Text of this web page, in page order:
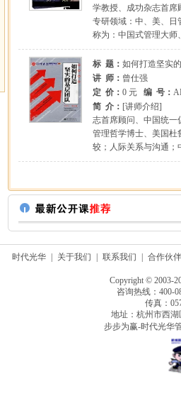
学教授、成功杂志首席
专研领域：中、美、日
称为：中国式管理大师
标 题： 如何打造坚实
讲 师： 曾仕强
定 价： 0 元 编 号：
简 介： [讲师介绍] 讲
志首席顾问、中国统
管理哲学博士、美国
较；人际关系与沟通
时代光华 关于我们 联系我们 合作伙伴
Copyright © 2003-
咨询热线：400-
传真：
地址：杭州市西
步步为赢-时代光华